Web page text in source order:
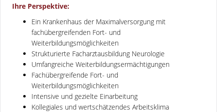
Ihre Perspektive:
Ein Krankenhaus der Maximalversorgung mit
fachübergreifenden Fort- und
Weiterbildungsmöglichkeiten
Strukturierte Facharztausbildung Neurologie
Umfangreiche Weiterbildungsermächtigungen
Fachübergreifende Fort- und
Weiterbildungsmöglichkeiten
Intensive und gezielte Einarbeitung
Kollegiales und wertschätzendes Arbeitsklima